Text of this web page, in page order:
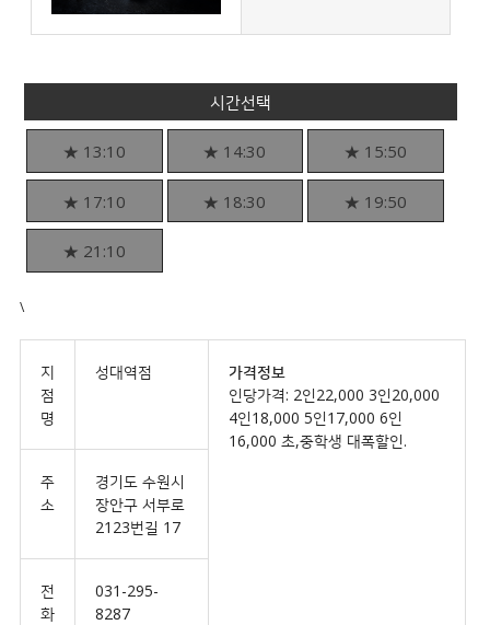
시간선택
★ 13:10 ★ 14:30 ★ 15:50
★ 17:10 ★ 18:30 ★ 19:50
★ 21:10
\
지
점
명
성대역점
가격정보
인당가격: 2인22,000 3인20,000
4인18,000 5인17,000 6인
16,000 초,중학생 대폭할인.
주
소
경기도 수원시
장안구 서부로
2123번길 17
전
화
031-295-
8287